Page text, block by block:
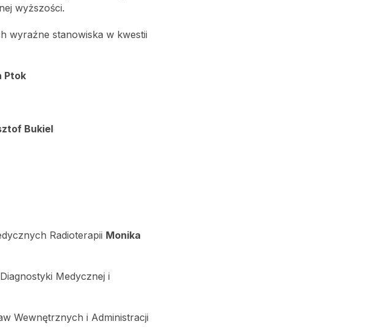
wyższości.
wyraźne stanowiska w kwestii
Ptok
Bukiel
Radioterapii Monika
Medycznej i
Wewnętrznych i Administracji